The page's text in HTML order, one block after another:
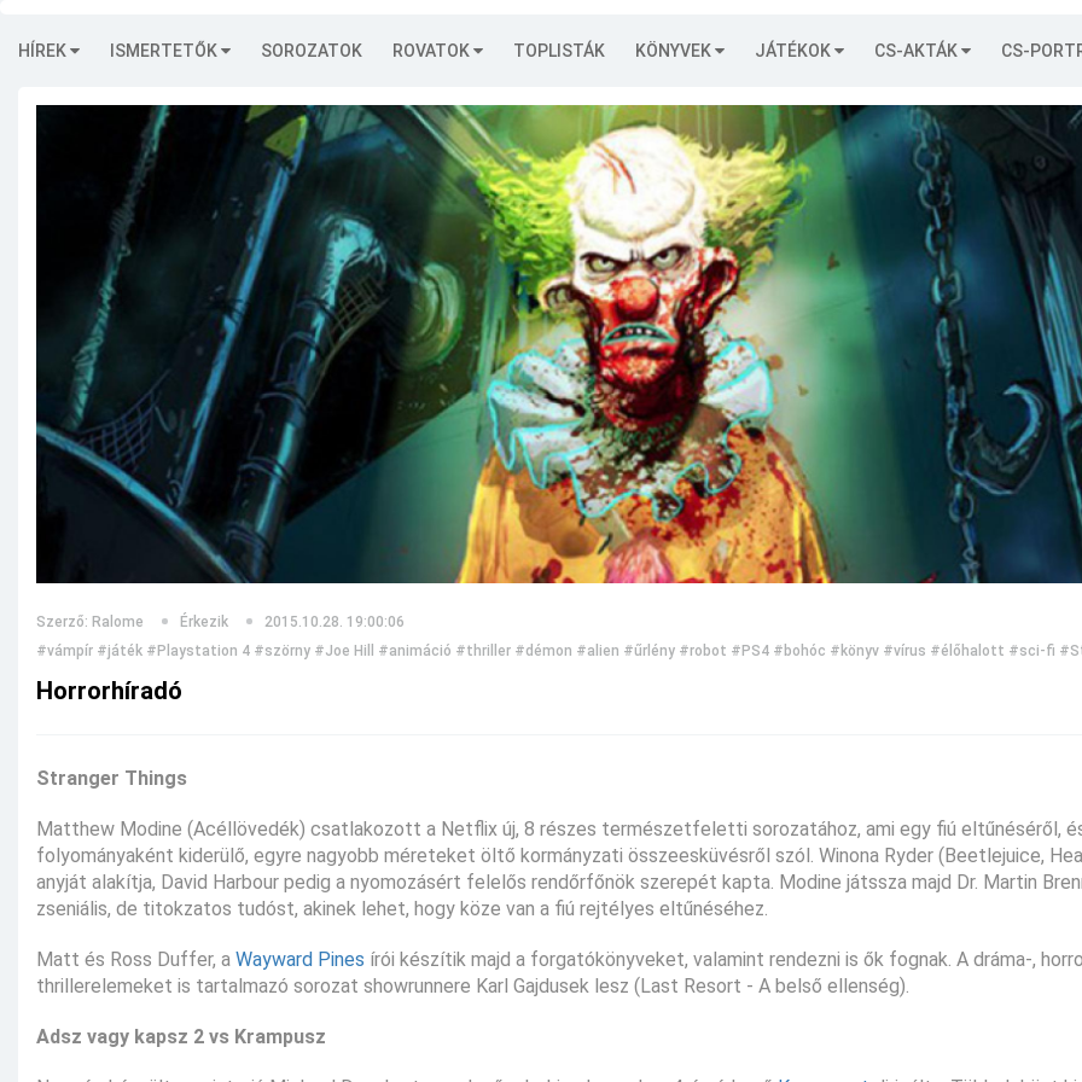
HÍREK ISMERTETŐK SOROZATOK ROVATOK TOPLISTÁK KÖNYVEK JÁTÉKOK CS-AKTÁK CS-
Szerző: Ralome Érkezik
2015.10.28. 19:00:06
#vámpír #játék #Playstation 4 #szörny #Joe Hill #animáció #thriller #démon #alien #űrlény #robot #PS4 #bohóc #könyv #vírus #élőhalott #sci-fi
Horrorhíradó
Stranger Things
Matthew Modine (Acéllövedék) csatlakozott a Netflix új, 8 részes természetfeletti sorozatához, ami egy fiú eltűnéséről,
folyományaként kiderülő, egyre nagyobb méreteket öltő kormányzati összeesküvésről szól. Winona Ryder (Beetlejuice,
anyját alakítja, David Harbour pedig a nyomozásért felelős rendőrfőnök szerepét kapta. Modine játssza majd Dr. Martin
zseniális, de titokzatos tudóst, akinek lehet, hogy köze van a fiú rejtélyes eltűnéséhez.
Matt és Ross Duffer, a Wayward Pines írói készítik majd a forgatókönyveket, valamint rendezni is ők fognak. A dráma-,
thrillerelemeket is tartalmazó sorozat showrunnere Karl Gajdusek lesz (Last Resort - A belső ellenség).
Adsz vagy kapsz 2 vs Krampusz